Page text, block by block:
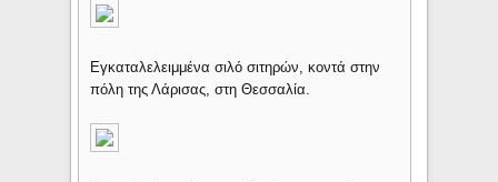
Εγκαταλελειμμένα σιλό σιτηρών, κοντά στην
πόλη της Λάρισας, στη Θεσσαλία.